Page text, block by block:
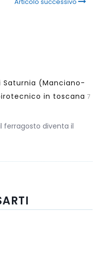
Saturnia (Manciano-
in toscana 7
ferragosto diventa il